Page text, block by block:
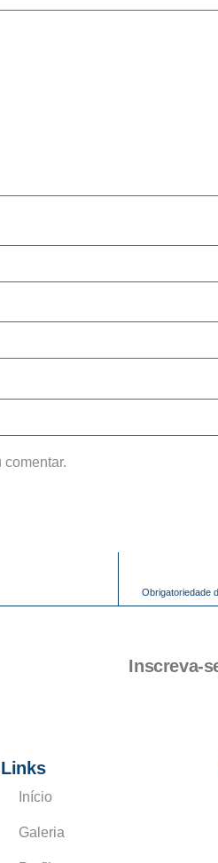
Obrigatoriedade
Inscreva-
Links
Início
Galeria